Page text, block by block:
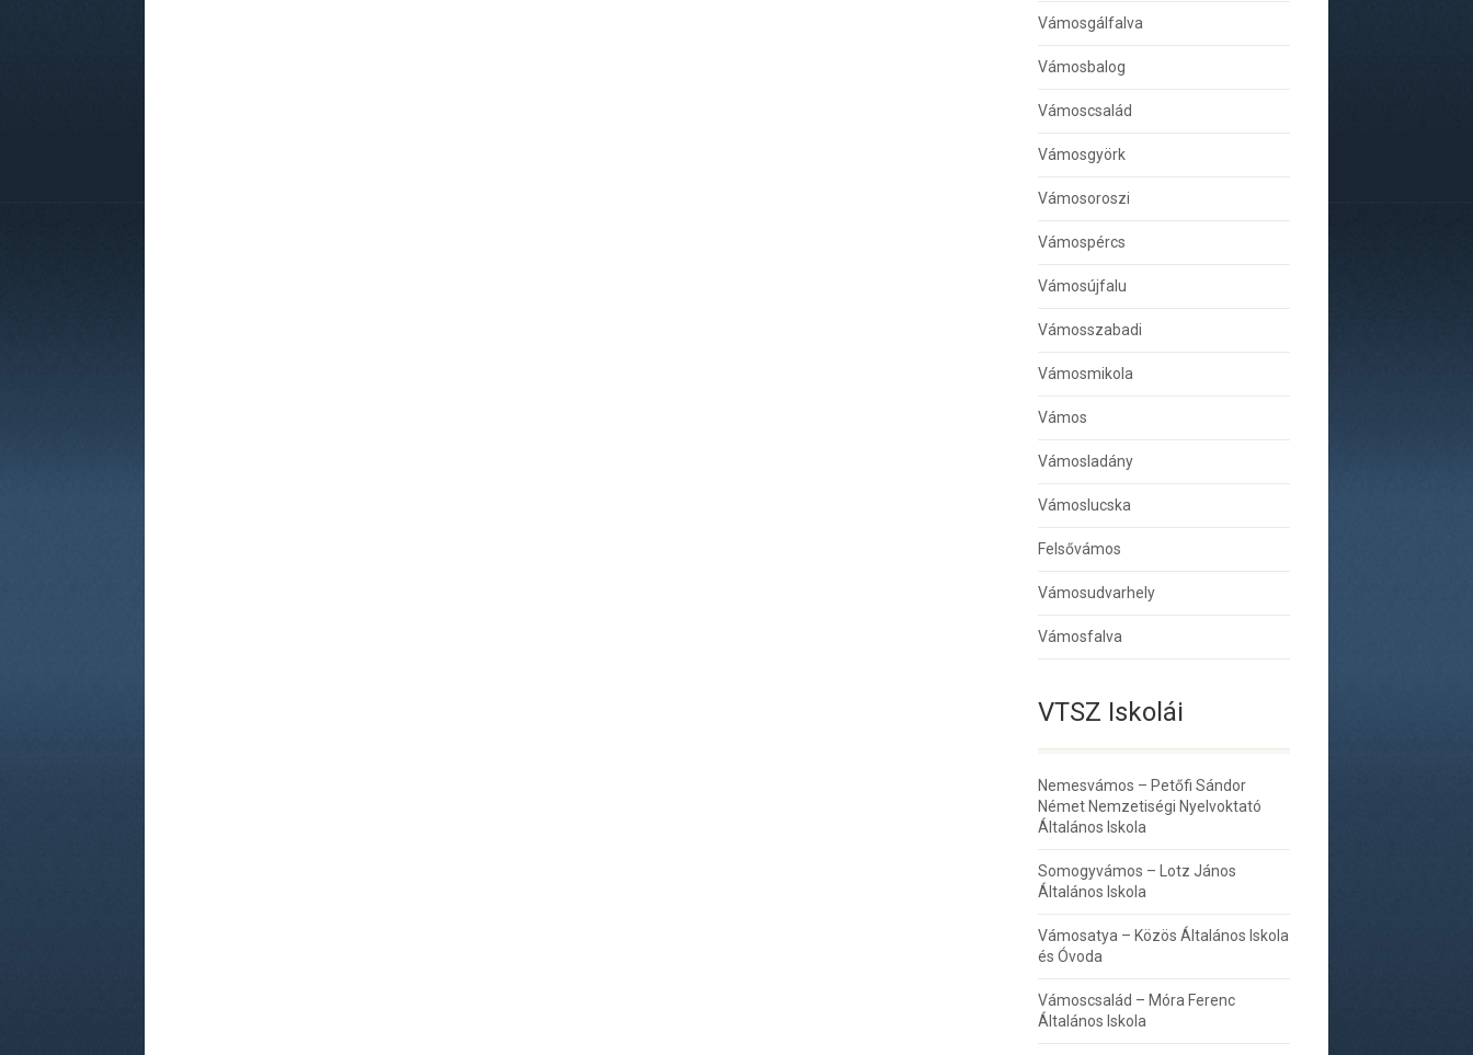
Vámosgálfalva
Vámosbalog
Vámoscsalád
Vámosgyörk
Vámosoroszi
Vámospércs
Vámosújfalu
Vámosszabadi
Vámosmikola
Vámos
Vámosladány
Vámoslucska
Felsővámos
Vámosudvarhely
Vámosfalva
VTSZ Iskolái
Nemesvámos – Petőfi Sándor
Német Nemzetiségi Nyelvoktató
Általános Iskola
Somogyvámos – Lotz János
Általános Iskola
Vámosatya – Közös Általános Iskola
és Óvoda
Vámoscsalád – Móra Ferenc
Általános Iskola